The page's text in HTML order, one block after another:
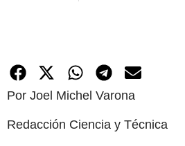
Por Joel Michel Varona
Redacción Ciencia y Técnica